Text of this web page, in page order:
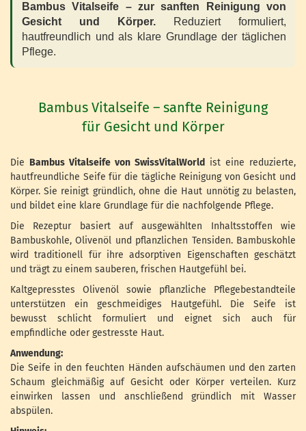
Bambus Vitalseife – zur sanften Reinigung von
Gesicht und Körper. Reduziert formuliert,
hautfreundlich und als klare Grundlage der täglichen
Pflege.
Bambus Vitalseife – sanfte Reinigung
für Gesicht und Körper
Die Bambus Vitalseife von SwissVitalWorld ist eine reduzierte,
hautfreundliche Seife für die tägliche Reinigung von Gesicht und
Körper. Sie reinigt gründlich, ohne die Haut unnötig zu belasten,
und bildet eine klare Grundlage für die nachfolgende Pflege.
Die Rezeptur basiert auf ausgewählten Inhaltsstoffen wie
Bambuskohle, Olivenöl und pflanzlichen Tensiden. Bambuskohle
wird traditionell für ihre adsorptiven Eigenschaften geschätzt
und trägt zu einem sauberen, frischen Hautgefühl bei.
Kaltgepresstes Olivenöl sowie pflanzliche Pflegebestandteile
unterstützen ein geschmeidiges Hautgefühl. Die Seife ist
bewusst schlicht formuliert und eignet sich auch für
empfindliche oder gestresste Haut.
Anwendung:
Die Seife in den feuchten Händen aufschäumen und den zarten
Schaum gleichmäßig auf Gesicht oder Körper verteilen. Kurz
einwirken lassen und anschließend gründlich mit Wasser
abspülen.